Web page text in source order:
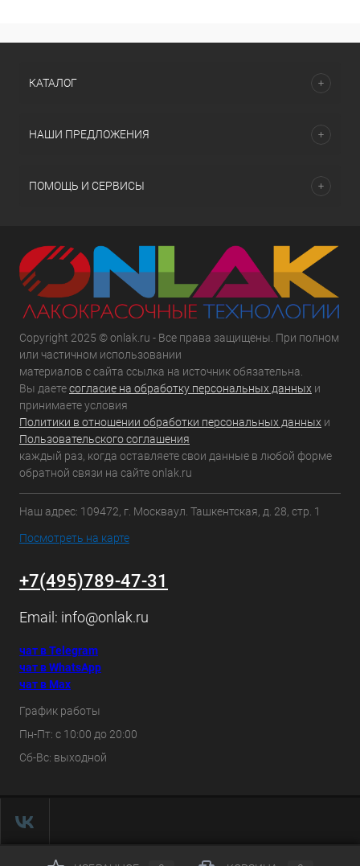
КАТАЛОГ
НАШИ ПРЕДЛОЖЕНИЯ
ПОМОЩЬ И СЕРВИСЫ
Copyright 2025 © onlak.ru - Все права защищены. При полном
или частичном использовании
материалов с сайта ссылка на источник обязательна.
Вы даетесогласие на обработку персональных данных и
принимаете условия
Политики в отношении обработки персональных данных и
Пользовательского соглашения
каждый раз, когда оставляете свои данные в любой форме
обратной связи на сайте onlak.ru
Наш адрес: 109472, г. Москваул. Ташкентская, д. 28, стр. 1
Посмотреть на карте
+7(495)789-47-31
Email: info@onlak.ru
чат в Telegram
чат в WhatsApp
чат в Max
График работы
Пн-Пт: с 10:00 до 20:00
Сб-Вс: выходной